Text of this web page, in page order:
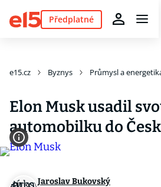
Předplatné
e15.cz Byznys Průmysl a
Elon Musk usadil
automobilku do
Jaroslav Bukovský